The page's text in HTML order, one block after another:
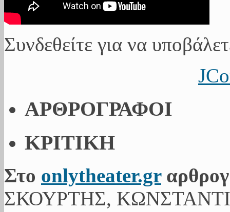
Συνδεθείτε για να
ΑΡΘΡΟΓΡΑΦΟΙ
ΚΡΙΤΙΚΗ
Στο onlytheater.gr
ΣΚΟΥΡΤΗΣ,